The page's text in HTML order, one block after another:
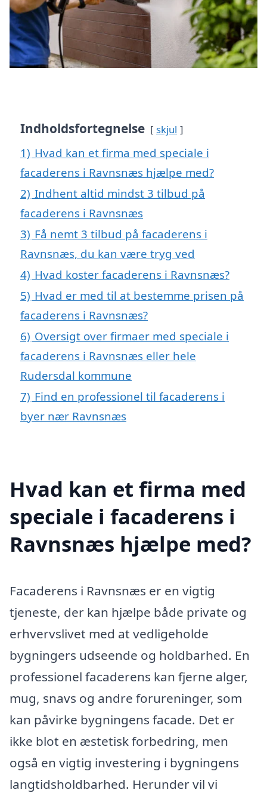
Indholdsfortegnelse skjul
1) Hvad kan et firma med speciale i
facaderens i Ravnsnæs hjælpe med?
2) Indhent altid mindst 3 tilbud på
facaderens i Ravnsnæs
3) Få nemt 3 tilbud på facaderens i
Ravnsnæs, du kan være tryg ved
4) Hvad koster facaderens i Ravnsnæs?
5) Hvad er med til at bestemme prisen på
facaderens i Ravnsnæs?
6) Oversigt over firmaer med speciale i
facaderens i Ravnsnæs eller hele
Rudersdal kommune
7) Find en professionel til facaderens i
byer nær Ravnsnæs
Hvad kan et firma med
speciale i facaderens i
Ravnsnæs hjælpe med?
Facaderens i Ravnsnæs er en vigtig
tjeneste, der kan hjælpe både private og
erhvervslivet med at vedligeholde
bygningers udseende og holdbarhed. En
professionel facaderens kan fjerne alger,
mug, snavs og andre forureninger, som
kan påvirke bygningens facade. Det er
ikke blot en æstetisk forbedring, men
også en vigtig investering i bygningens
langtidsholdbarhed. Herunder vil vi